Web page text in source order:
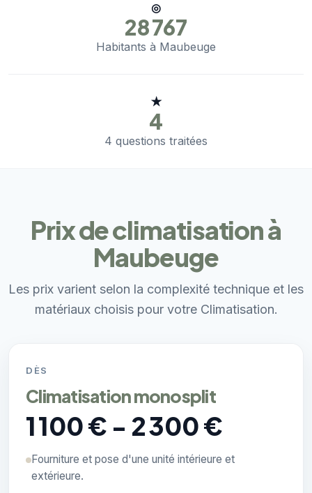
◎
28 767
Habitants à Maubeuge
★
4
4 questions traitées
Prix de climatisation à
Maubeuge
Les prix varient selon la complexité technique et les
matériaux choisis pour votre Climatisation.
DÈS
Climatisation monosplit
1 100 € - 2 300 €
Fourniture et pose d'une unité intérieure et
extérieure.